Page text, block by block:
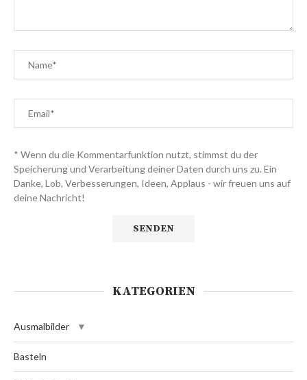
* Wenn du die Kommentarfunktion nutzt, stimmst du der
Speicherung und Verarbeitung deiner Daten durch uns zu. Ein
Danke, Lob, Verbesserungen, Ideen, Applaus - wir freuen uns auf
deine Nachricht!
KATEGORIEN
Ausmalbilder
Basteln